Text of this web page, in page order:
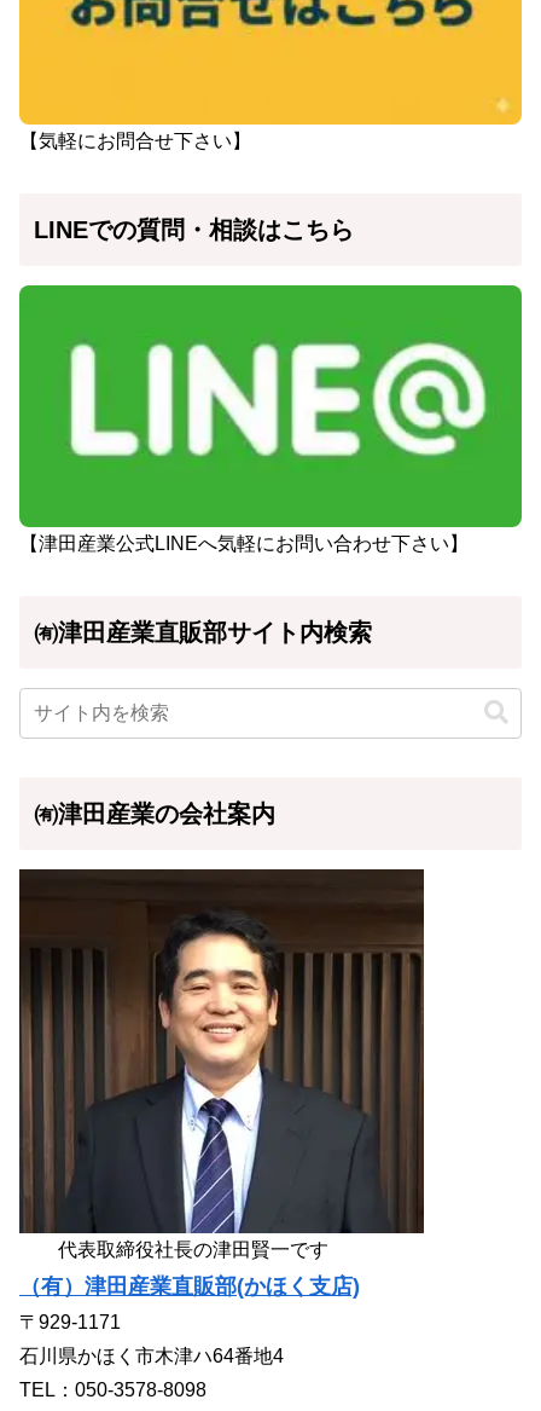
【気軽にお問合せ下さい】
LINEでの質問・相談はこちら
【津田産業公式LINEへ気軽にお問い合わせ下さい】
㈲津田産業直販部サイト内検索
㈲津田産業の会社案内
代表取締役社長の津田賢一です
（有）津田産業直販部(かほく支店)
〒929-1171
石川県かほく市木津ハ64番地4
TEL：050-3578-8098